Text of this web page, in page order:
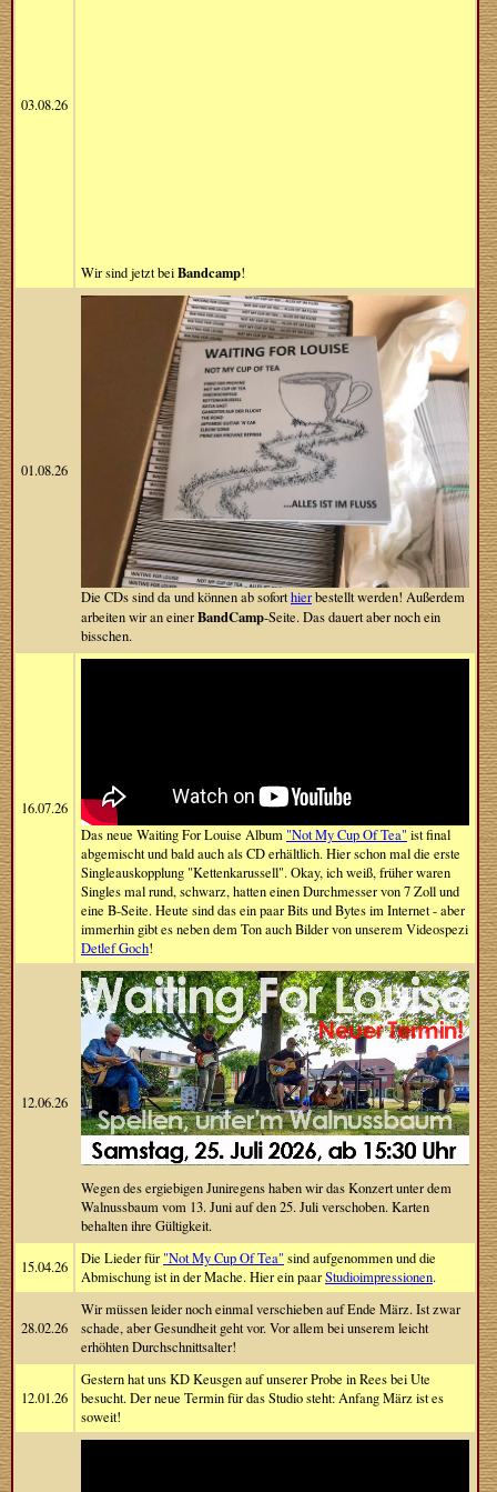
03.08.26
Wir sind jetzt beiBandcamp!
01.08.26
Die CDs sind da und können ab soforthierbestellt werden! Außerdem
arbeiten wir an einerBandCamp-Seite. Das dauert aber noch ein
bisschen.
16.07.26
Das neue Waiting For Louise Album "Not My Cup Of Tea" ist final
abgemischt und bald auch als CD erhältlich. Hier schon mal die erste
Singleauskopplung "Kettenkarussell". Okay, ich weiß, früher waren
Singles mal rund, schwarz, hatten einen Durchmesser von 7 Zoll und
eine B-Seite. Heute sind das ein paar Bits und Bytes im Internet - aber
immerhin gibt es neben dem Ton auch Bilder von unserem Videospezi
Detlef Goch!
12.06.26
Wegen des ergiebigen Juniregens haben wir das Konzert unter dem
Walnussbaum vom 13. Juni auf den 25. Juli verschoben. Karten
behalten ihre Gültigkeit.
15.04.26 Die Lieder für "Not My Cup Of Tea" sind aufgenommen und die
Abmischung ist in der Mache. Hier ein paarStudioimpressionen.
28.02.26
Wir müssen leider noch einmal verschieben auf Ende März. Ist zwar
schade, aber Gesundheit geht vor. Vor allem bei unserem leicht
erhöhten Durchschnittsalter!
12.01.26
Gestern hat uns KD Keusgen auf unserer Probe in Rees bei Ute
besucht. Der neue Termin für das Studio steht: Anfang März ist es
soweit!